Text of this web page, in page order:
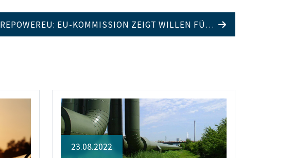
REPOWEREU: EU-KOMMISSION ZEIGT WILLEN FÜ…
23.08.2022